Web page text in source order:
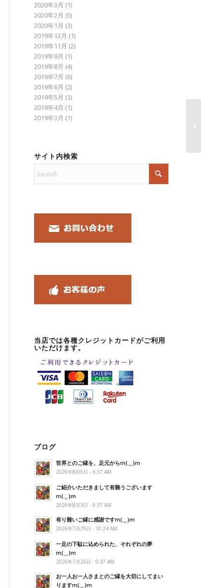
2020年3月 (1)
2020年2月 (5)
2020年1月 (3)
2019年12月 (1)
2019年11月 (2)
2019年9月 (1)
2019年8月 (4)
2019年7月 (6)
2019年6月 (2)
2019年5月 (3)
2019年4月 (1)
2019年3月 (1)
サイト内検索
当店では各種クレジットカードがご利用
いただけます。
ブログ
世界とのご縁を、足元からm(._.)m
2026年8月6日 - 9:37 AM
ご紹介いただきまして有難うございます
m(._.)m
2026年8月3日 - 9:37 AM
有り難いご縁に感謝ですm(._.)m
2026年7月29日 - 10:24 AM
一足の下駄に込められた、それぞれの夢
m(._.)m
2026年7月25日 - 9:37 AM
お一人お一人さまとのご縁を大切にしてまい
りますm(._.)m